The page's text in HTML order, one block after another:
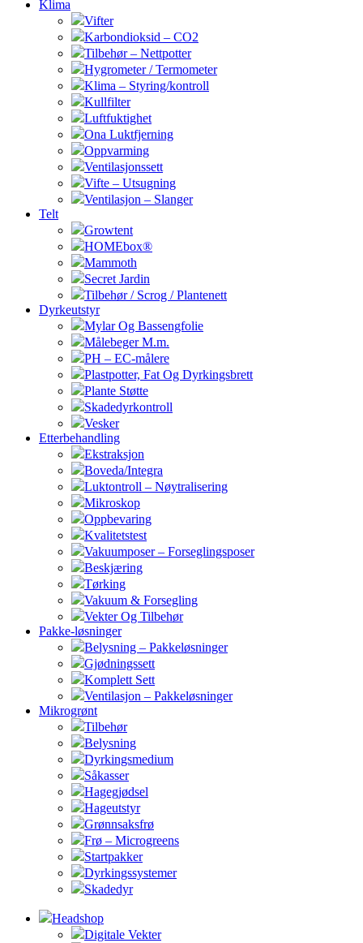
Klima
Vifter
Karbondioksid – CO2
Tilbehør – Nettpotter
Hygrometer / Termometer
Klima – Styring/kontroll
Kullfilter
Luftfuktighet
Ona Luktfjerning
Oppvarming
Ventilasjonssett
Vifte – Utsugning
Ventilasjon – Slanger
Telt
Growtent
HOMEbox®
Mammoth
Secret Jardin
Tilbehør / Scrog / Plantenett
Dyrkeutstyr
Mylar Og Bassengfolie
Målebeger M.m.
PH – EC-målere
Plastpotter, Fat Og Dyrkingsbrett
Plante Støtte
Skadedyrkontroll
Vesker
Etterbehandling
Ekstraksjon
Boveda/Integra
Luktontroll – Nøytralisering
Mikroskop
Oppbevaring
Kvalitetstest
Vakuumposer – Forseglingsposer
Beskjæring
Tørking
Vakuum & Forsegling
Vekter Og Tilbehør
Pakke-løsninger
Belysning – Pakkeløsninger
Gjødningssett
Komplett Sett
Ventilasjon – Pakkeløsninger
Mikrogrønt
Tilbehør
Belysning
Dyrkingsmedium
Såkasser
Hagegjødsel
Hageutstyr
Grønnsaksfrø
Frø – Microgreens
Startpakker
Dyrkingssystemer
Skadedyr
Headshop
Digitale Vekter